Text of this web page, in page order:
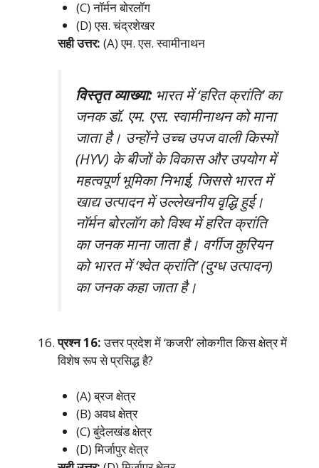
(C) नॉर्मन बोरलॉग
(D) एस. चंद्रशेखर
सही उत्तर: (A) एम. एस. स्वामीनाथन
विस्तृत व्याख्या:भारत में ‘हरित क्रांति’ का
जनक डॉ. एम. एस. स्वामीनाथन को माना
जाता है। उन्होंने उच्च उपज वाली किस्मों
(HYV) के बीजों के विकास और उपयोग में
महत्वपूर्ण भूमिका निभाई, जिससे भारत में
खाद्य उत्पादन में उल्लेखनीय वृद्धि हुई।
नॉर्मन बोरलॉग को विश्व में हरित क्रांति
का जनक माना जाता है। वर्गीज कुरियन
को भारत में ‘श्वेत क्रांति’ (दुग्ध उत्पादन)
का जनक कहा जाता है।
प्रश्न 16:उत्तर प्रदेश में ‘कजरी’ लोकगीत किस क्षेत्र में
विशेष रूप से प्रसिद्ध है?
(A) ब्रज क्षेत्र
(B) अवध क्षेत्र
(C) बुंदेलखंड क्षेत्र
(D) मिर्जापुर क्षेत्र